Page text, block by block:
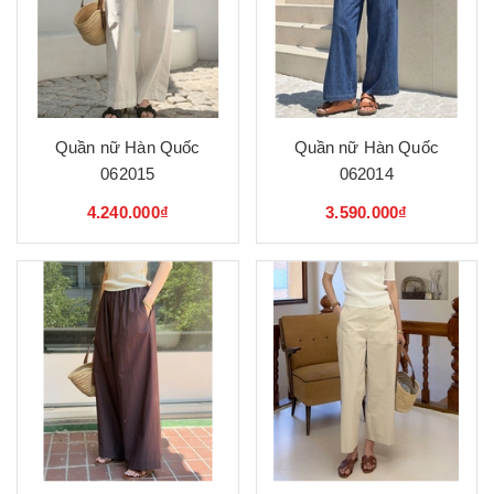
Quần nữ Hàn Quốc
062015
4.240.000₫
Quần nữ Hàn Quốc
062014
3.590.000₫